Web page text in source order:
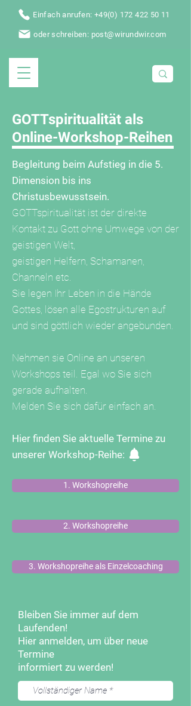
Einfach anrufen: +49(0) 172 422 50 11
oder schreiben: post@wirundwir.com
GOTTspiritualität als
Online-Workshop-Reihen
Begleitung beim Aufstieg in die 5.
Dimension bis ins
Christusbewusstsein.
GOTTspiritualität ist der direkte
Kontakt zu Gott ohne Umwege von der
geistigen Welt,
geistigen Helfern, Schamanen,
Channeln etc.
Sie legen Ihr Leben in die Hände
Gottes, lösen alle Egostrukturen auf
und sind göttlich wieder angebunden.
Nehmen sie Online an unseren
Workshops teil. Egal wo Sie sich
gerade aufhalten.
Melden Sie sich dafür einfach an.
Hier finden Sie aktuelle Termine zu
unserer Workshop-Reihe:
1. Workshopreihe
2. Workshopreihe
3. Workshopreihe als Einzelcoaching
Bleiben Sie immer auf dem
Laufenden!
Hier anmelden, um über neue
Termine
informiert zu werden!